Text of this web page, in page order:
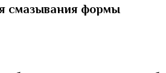
смазывания формы